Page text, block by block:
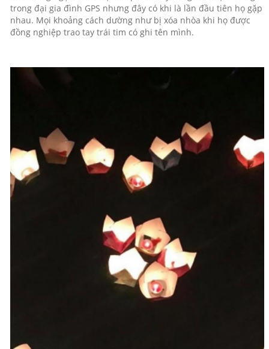
trong đại gia đình GPS nhưng đây có khi là lần đầu tiên họ gặp
nhau. Mọi khoảng cách dường như bị xóa nhòa khi họ được
đồng nghiệp trao tay trái tim có ghi tên mình.